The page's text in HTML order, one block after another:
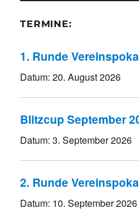
TERMINE:
1. Runde
Datum:20. August 2026
Blitzcup September
Datum:3. September 2026
2. Runde
Datum: 10. September 2026